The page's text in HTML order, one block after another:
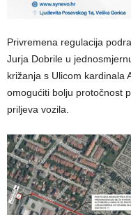
Privremena regulacija
Jurja Dobrile u
križanja s Ulicom kardinala
omogućiti bolju protočnost
priljeva vozila.